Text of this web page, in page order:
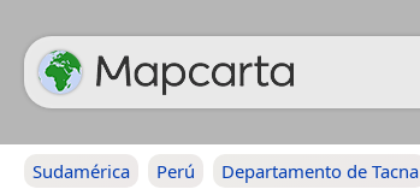
Sudamérica Perú Departamento de Tacna